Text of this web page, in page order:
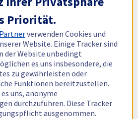
Priorität.
verwenden Cookies und
Website. Einige Tracker sind
der Website unbedingt
es uns insbesondere, die
zu gewährleisten oder
Funktionen bereitzustellen.
uns, anonyme
durchzuführen. Diese Tracker
ausgenommen.